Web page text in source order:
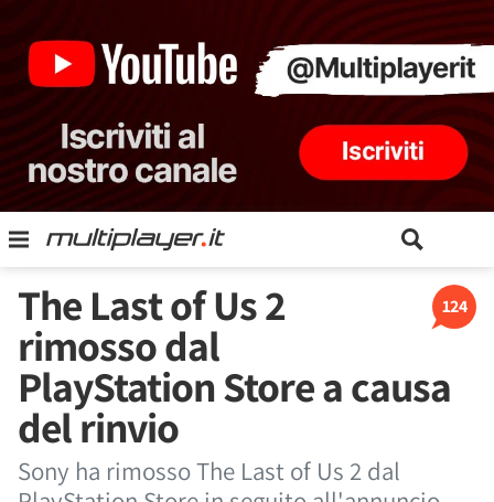
124
The Last of Us 2
rimosso dal
PlayStation Store a causa
del rinvio
Sony ha rimosso The Last of Us 2 dal